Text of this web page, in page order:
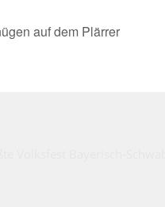
auf dem Plärrer